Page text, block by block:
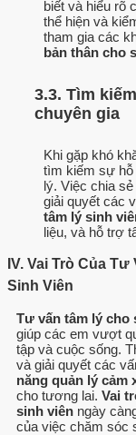
biết và hiểu rõ
thể hiện và
tham gia các
bản thân cho
3.3. Tìm
chuyên gia
Khi gặp khó
tìm kiếm sự hỗ
lý. Việc chia
giải quyết các
tâm lý sinh
liệu, và hỗ trợ
IV. Vai Trò Của
Sinh Viên
Tư vấn tâm lý cho
giúp các em vượt
tập và cuộc sống.
và giải quyết các
năng quản lý cảm
cho tương lai. Vai
sinh viên ngày
của việc chăm sóc